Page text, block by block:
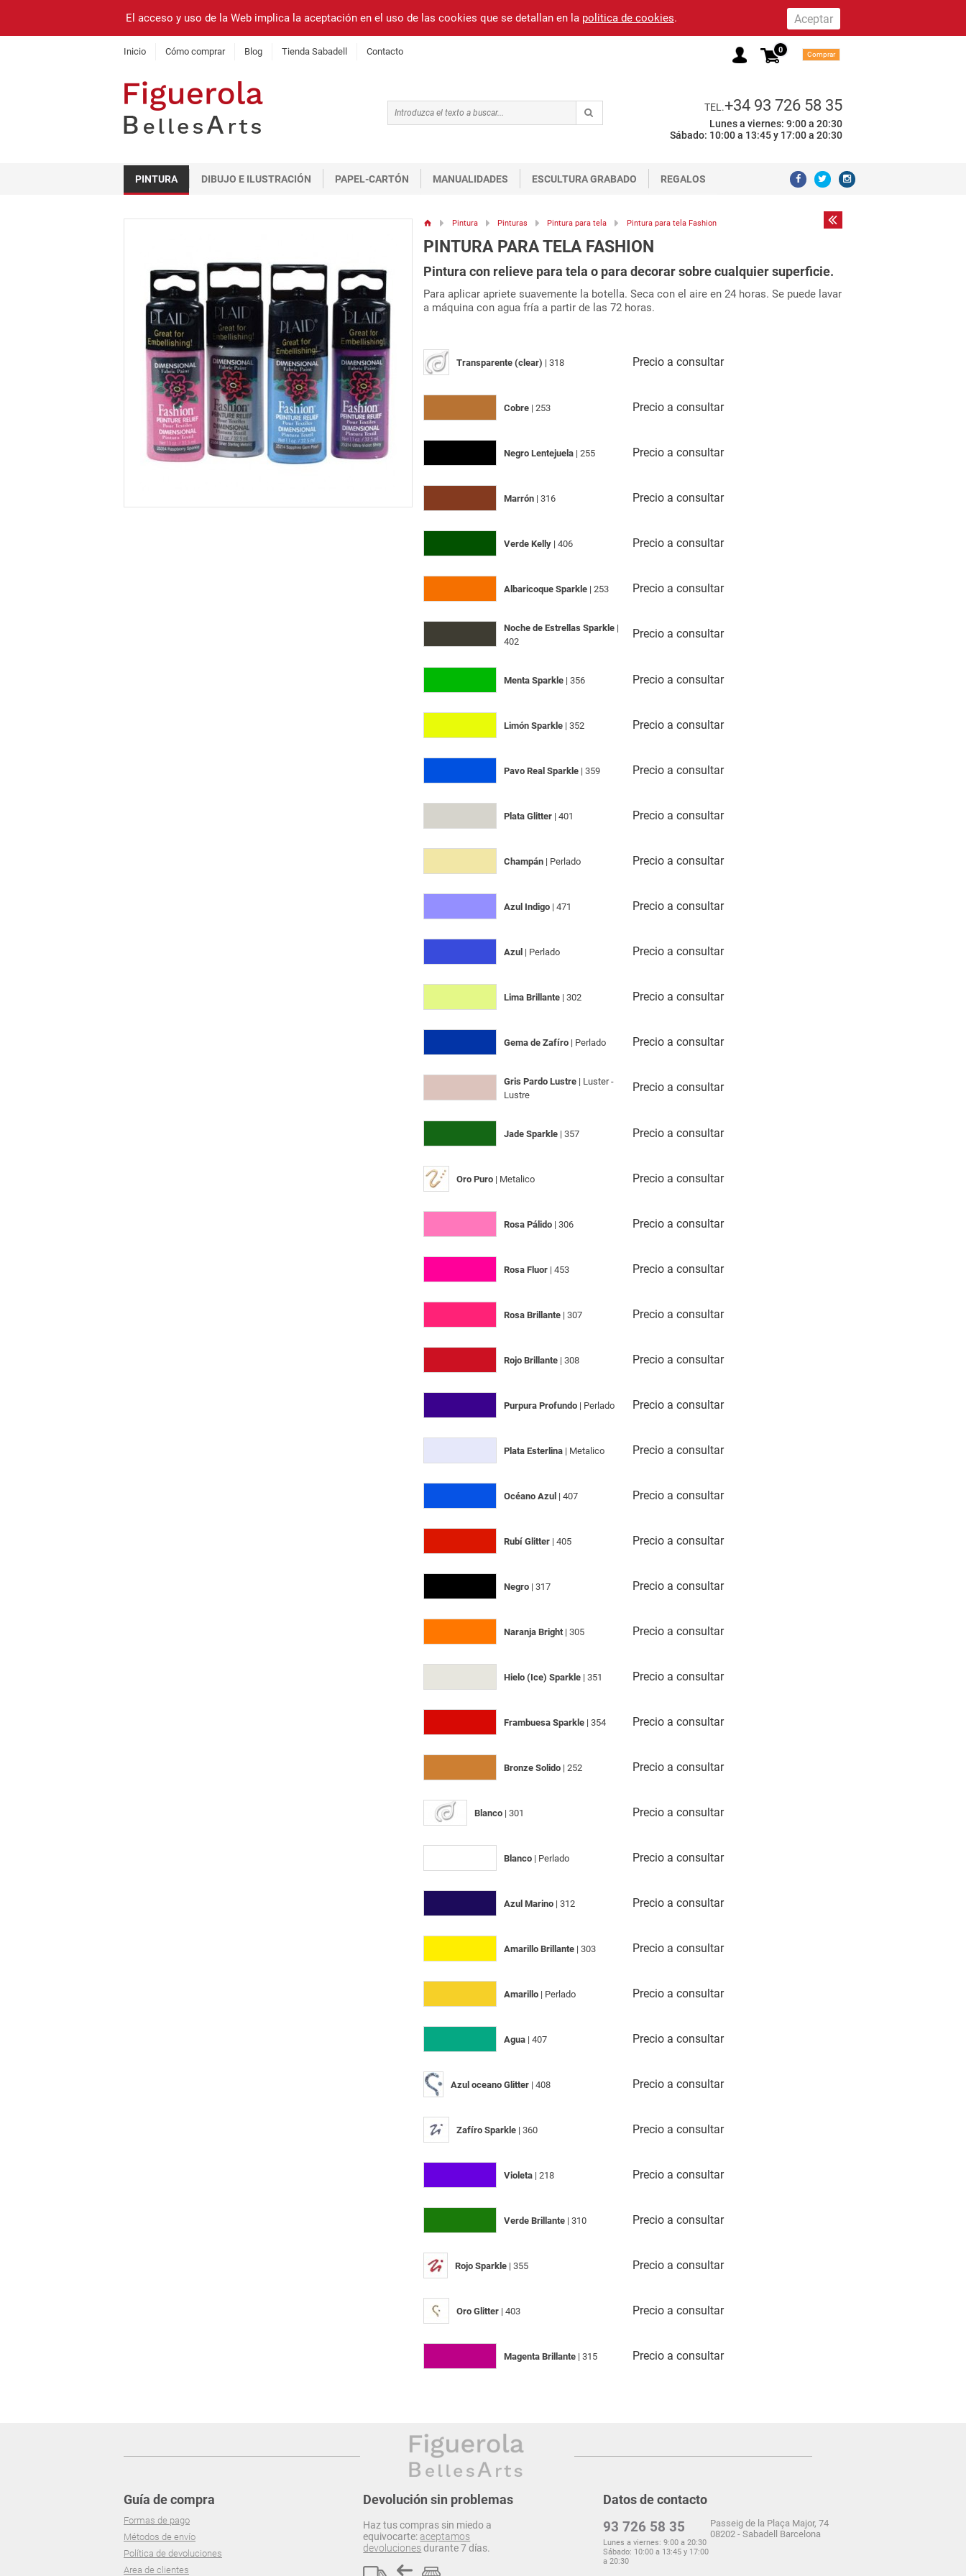
El acceso y uso de la Web implica la aceptación en el uso de las cookies que se detallan en la politica de cookies.
Inicio Cómo comprar Blog Tienda Sabadell Contacto 0 Comprar
TEL.+34 93 726 58 35
Lunes a viernes: 9:00 a 20:30
Sábado: 10:00 a 13:45 y 17:00 a 20:30
PINTURA DIBUJO E ILUSTRACIÓN PAPEL-CARTÓN MANUALIDADES ESCULTURA GRABADO REGALOS
Pintura Pinturas Pintura para tela Pintura para tela Fashion
PINTURA PARA TELA FASHION
Pintura con relieve para tela o para decorar sobre cualquier superficie.
Para aplicar apriete suavemente la botella. Seca con el aire en 24 horas. Se puede lavar
a máquina con agua fría a partir de las 72 horas.
Transparente (clear) | 318 Precio a consultar
Cobre| 253 Precio a consultar
Negro Lentejuela| 255 Precio a consultar
Marrón| 316 Precio a consultar
Verde Kelly| 406 Precio a consultar
Albaricoque Sparkle| 253 Precio a consultar
Noche de Estrellas Sparkle|
402
Precio a consultar
Menta Sparkle| 356 Precio a consultar
Limón Sparkle| 352 Precio a consultar
Pavo Real Sparkle| 359 Precio a consultar
Plata Glitter| 401 Precio a consultar
Champán| Perlado Precio a consultar
Azul Indigo| 471 Precio a consultar
Azul | Perlado Precio a consultar
Lima Brillante| 302 Precio a consultar
Gema de Zafíro| Perlado Precio a consultar
Gris Pardo Lustre| Luster -
Lustre
Precio a consultar
Jade Sparkle| 357 Precio a consultar
Oro Puro| Metalico Precio a consultar
Rosa Pálido| 306 Precio a consultar
Rosa Fluor| 453 Precio a consultar
Rosa Brillante| 307 Precio a consultar
Rojo Brillante| 308 Precio a consultar
Purpura Profundo| Perlado Precio a consultar
Plata Esterlina| Metalico Precio a consultar
Océano Azul | 407 Precio a consultar
Rubí Glitter| 405 Precio a consultar
Negro| 317 Precio a consultar
Naranja Bright| 305 Precio a consultar
Hielo (Ice) Sparkle| 351 Precio a consultar
Frambuesa Sparkle| 354 Precio a consultar
Bronze Solido| 252 Precio a consultar
Blanco| 301 Precio a consultar
Blanco| Perlado Precio a consultar
Azul Marino| 312 Precio a consultar
Amarillo Brillante| 303 Precio a consultar
Amarillo| Perlado Precio a consultar
Agua| 407 Precio a consultar
Azul oceano Glitter| 408 Precio a consultar
Zafíro Sparkle| 360 Precio a consultar
Violeta| 218 Precio a consultar
Verde Brillante| 310 Precio a consultar
Rojo Sparkle| 355 Precio a consultar
Oro Glitter| 403 Precio a consultar
Magenta Brillante| 315 Precio a consultar
Guía de compra
Formas de pago
Métodos de envío
Política de devoluciones
Area de clientes
Devolución sin problemas
Haz tus compras sin miedo a
equivocarte:aceptamos
devolucionesdurante 7 días.
Datos de contacto
93 726 58 35
Lunes a viernes: 9:00 a 20:30
Sábado: 10:00 a 13:45 y 17:00
a 20:30
Passeig de la Plaça Major, 74
08202 - Sabadell Barcelona